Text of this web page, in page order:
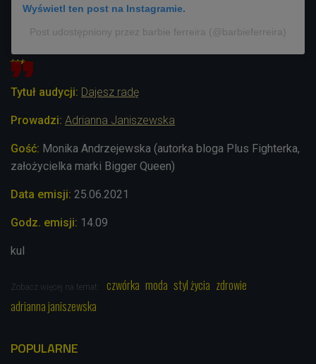
Wyświetl ten post na Instagramie.
Post udostępniony przez barbie ferreira (@barbieferreira)
***
Tytuł audycji: Dajesz radę
Prowadzi: Adrianna Janiszewska
Gość: Monika Andrzejewska (autorka bloga Plus Fighterka,
założycielka marki Bigger Queen)
Data emisji: 25.06.2021
Godz. emisji: 14.09
kul
Zobacz więcej na temat: czwórka moda styl życia zdrowie
adrianna janiszewska
POPULARNE